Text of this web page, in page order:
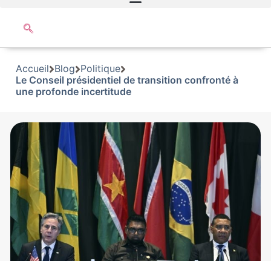
Accueil Blog Politique
Le Conseil présidentiel de transition confronté à
une profonde incertitude